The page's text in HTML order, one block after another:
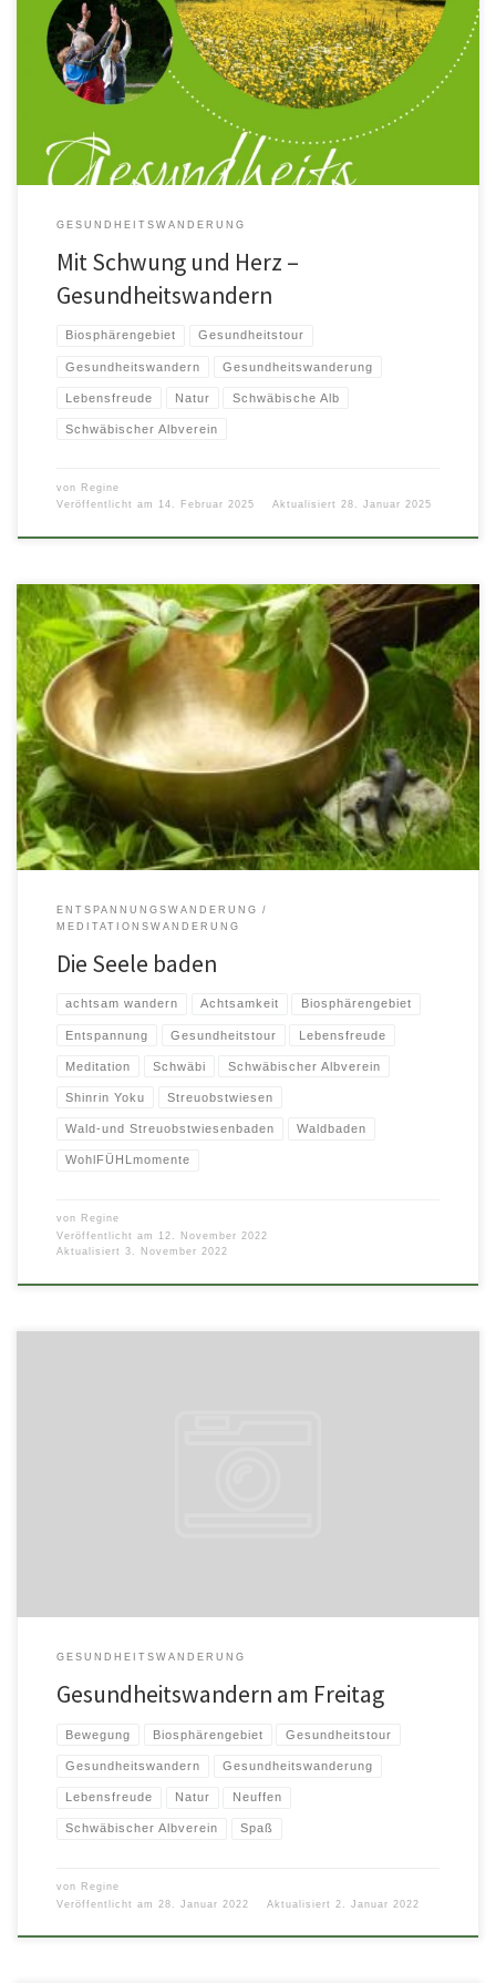
Ob mit Herzklopfen vom Valentinstag oder einem Lachen aus der fünften
Jahreszeit – im Februar starten wir mit neuer Energie […]
GESUNDHEITSWANDERUNG
Mit Schwung und Herz –
Gesundheitswandern
Biosphärengebiet Gesundheitstour
Gesundheitswandern Gesundheitswanderung
Lebensfreude Natur Schwäbische Alb
Schwäbischer Albverein
von Regine
Veröffentlicht am
14. Februar 2025 Aktualisiert 28. Januar 2025
Die Seele baden Waldbaden bedeutet nicht Schwimmen, sondern
„Eintauchen“ in die Atmosphäre des Waldes und „Eintauchen“ in die
Atmosphäre der […]
ENTSPANNUNGSWANDERUNG
MEDITATIONSWANDERUNG
Die Seele baden
achtsam wandern Achtsamkeit Biosphärengebiet
Entspannung Gesundheitstour Lebensfreude
Meditation Schwäbi Schwäbischer Albverein
Shinrin Yoku Streuobstwiesen
Wald-und Streuobstwiesenbaden Waldbaden
WohlFÜHLmomente
von Regine
Veröffentlicht am
12. November 2022
Aktualisiert 3. November 2022
GESUNDHEITSWANDERUNG
Gesundheitswandern am Freitag
Bewegung Biosphärengebiet Gesundheitstour
Gesundheitswandern Gesundheitswanderung
Lebensfreude Natur Neuffen
Schwäbischer Albverein Spaß
von Regine
Veröffentlicht am
28. Januar 2022 Aktualisiert 2. Januar 2022